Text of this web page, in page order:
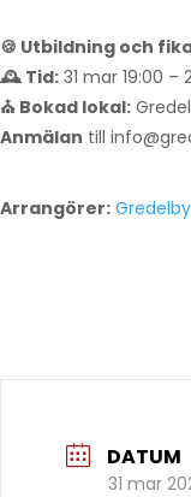
🍪 Utbildning och
🕰️ Tid: 31 mar 19:00 –
⛪ Bokad lokal:
Anmälan till
Arrangörer:
DATUM
31 mar